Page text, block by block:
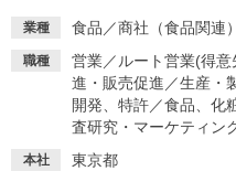
イベントを探す
就活ノウハウ・サポート
業種 食品 ／商社（食品関連）
職種 営業／ ルート営業(得意
進・販売促進 ／生産・
開発、特許／食品、化
査研究・マーケティン
本社 東京都